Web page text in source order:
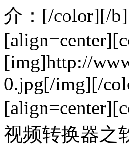
介：[/color][/
[img]http://
0.jpg[/img][/
视频转换器之